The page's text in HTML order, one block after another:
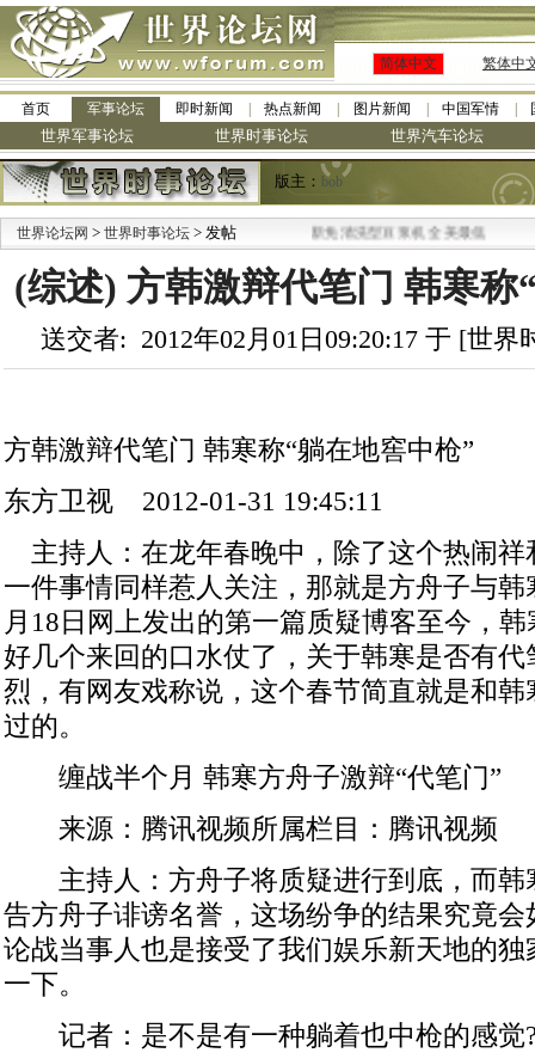
简体中文 繁体中
首页 军事论坛 即时新闻 热点新闻 图片新闻 中国军情
世界军事论坛 世界时事论坛 世界汽车论坛
版主： bob
世界论坛网 > 世界时事论坛 > 发帖
· 九阳全新免清洗型豆浆机 全美最低
(综述) 方韩激辩代笔门 韩寒称
送交者: 2012年02月01日09:20:17 于 [世
方韩激辩代笔门 韩寒称“躺在地窖中枪”
东方卫视 2012-01-31 19:45:11
主持人：在龙年春晚中，除了这个热闹祥
一件事情同样惹人关注，那就是方舟子与
月18日网上发出的第一篇质疑博客至今，
好几个来回的口水仗了，关于韩寒是否有
烈，有网友戏称说，这个春节简直就是和
过的。
缠战半个月 韩寒方舟子激辩“代笔门”
来源：腾讯视频所属栏目：腾讯视频
主持人：方舟子将质疑进行到底，而韩
告方舟子诽谤名誉，这场纷争的结果究竟会
论战当事人也是接受了我们娱乐新天地的
一下。
记者：是不是有一种躺着也中枪的感觉